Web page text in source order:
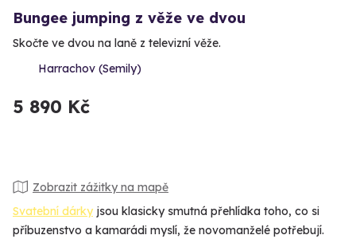
Bungee jumping z věže ve dvou
Skočte ve dvou na laně z televizní věže.
Harrachov (Semily)
5 890 Kč
Zobrazit zážitky na mapě
Svatební dárky jsou klasicky smutná přehlídka toho, co si
příbuzenstvo a kamarádi myslí, že novomanželé potřebují.